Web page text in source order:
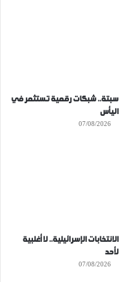
سبتة.. شبكات رقمية تستثمر في
اليأس
07/08/2026
الانتخابات الإسرائيلية.. لا أغلبية
لأحد
07/08/2026